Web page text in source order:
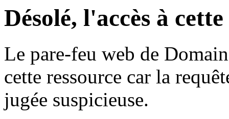
Désolé, l'accès à
Le pare-feu web de
cette ressource car la
jugée suspicieuse.